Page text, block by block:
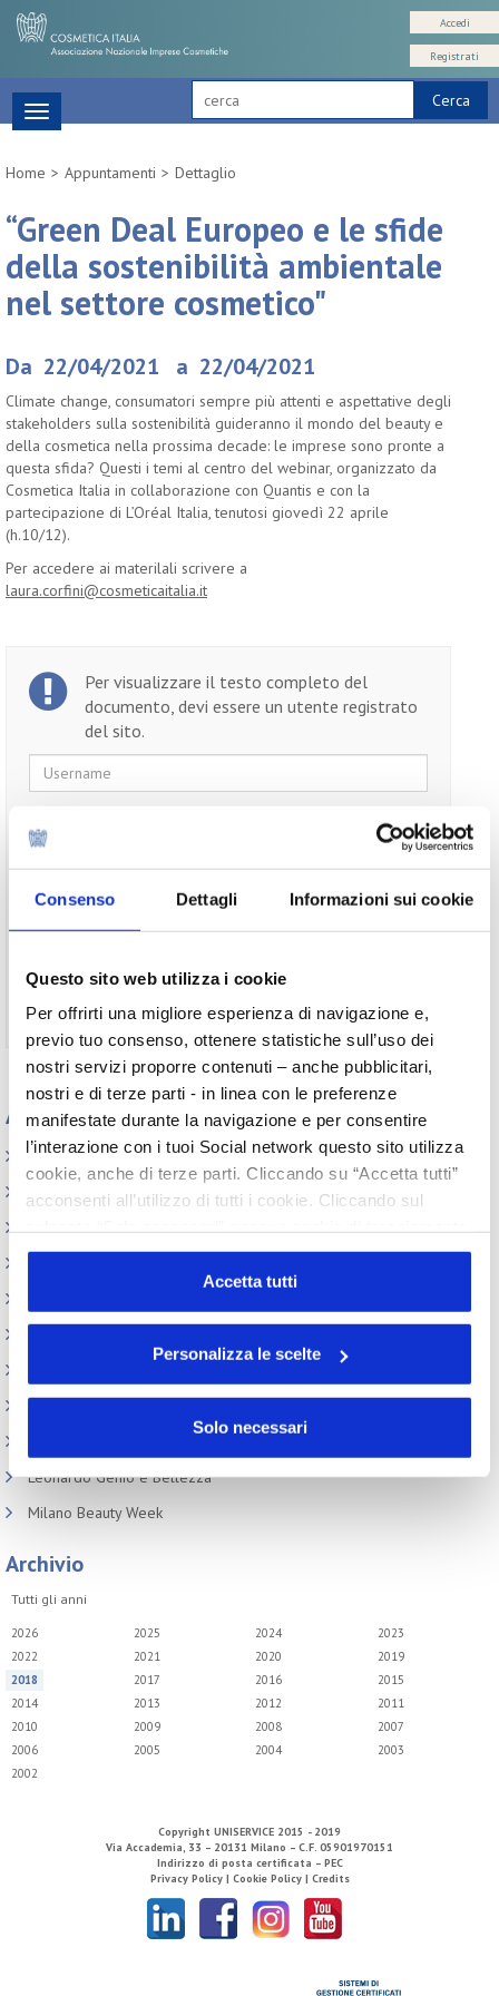
Consenso Dettagli Informazioni sui cookie
Questo sito web utilizza i cookie
Per offrirti una migliore esperienza di navigazione e,
previo tuo consenso, ottenere statistiche sull’uso dei
nostri servizi proporre contenuti – anche pubblicitari,
nostri e di terze parti - in linea con le preferenze
manifestate durante la navigazione e per consentire
l’interazione con i tuoi Social network questo sito utilizza
cookie, anche di terze parti. Cliccando su “Accetta tutti”
acconsenti all’utilizzo di tutti i cookie. Cliccando sul
o profilazione viene utilizzato. Cliccando su
“Personalizza le scelte” è possibile esprimere la propria
volontà in relazione a ciascuna categoria di cookie del
Accetta tutti
Personalizza le scelte
Solo necessari
Cerca
Accedi
Registrati
Toggle
navigation
Home
Appuntamenti Dettaglio
“Green Deal Europeo e le sfide
della sostenibilità ambientale
nel settore cosmetico"
Da 22/04/2021 a 22/04/2021
Climate change, consumatori sempre più attenti e aspettative degli
stakeholders sulla sostenibilità guideranno il mondo del beauty e
della cosmetica nella prossima decade: le imprese sono pronte a
questa sfida? Questi i temi al centro del webinar, organizzato da
Cosmetica Italia in collaborazione con Quantis e con la
partecipazione di L’Oréal Italia, tenutosi giovedì 22 aprile
(h.10/12).
Per accedere ai materilali scrivere a
laura.corfini@cosmeticaitalia.it
Per visualizzare il testo completo del
documento, devi essere un utente registrato
del sito.
Username
Ricordami
Non ti sei ancora registrato?Registrati
Appuntamenti
Elenco Completo
Convegno tecnico internazionale
Incontri tematici
Leonardo Genio e Bellezza
Milano Beauty Week
Archivio
Tutti gli anni
2026 2025 2024
2023
2022
2021 2020
2019
2018
2017 2016
2015
2014
2013 2012
2011
2010
2009 2008
2007
2006
2005 2004
2003
2002
Copyright UNISERVICE 2015 - 2019
Via Accademia, 33 – 20131 Milano – C.F. 05901970151
Indirizzo di posta certificata – PEC
Privacy Policy | Cookie Policy | Credits